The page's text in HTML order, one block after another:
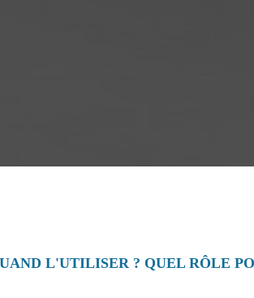
L'UTILISER ? QUEL RÔLE